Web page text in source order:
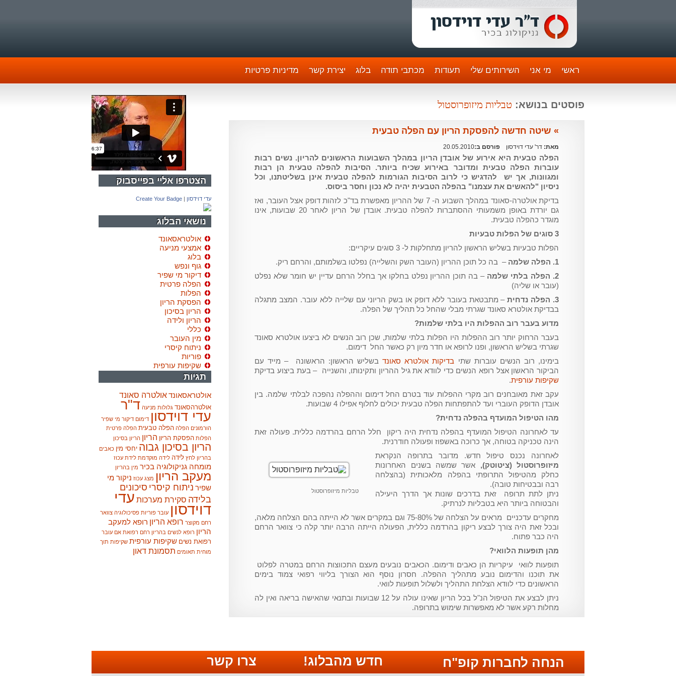
ראשי מי אני השירותים שלי תעודות מכתבי תודה בלוג יצירת קשר מדיניות פרטיות
הצטרפו אליי בפייסבוק
עדי דוידסון |
Create Your Badge
נושאי הבלוג
אולטראסאונד
אמצעי מניעה
בלוג
גוף ונפש
דיקור מי שפיר
הפלה פרטית
הפלות
הפסקת הריון
הריון בסיכון
הריון ולידה
כללי
מין העובר
ניתוח קיסרי
פוריות
שקיפות עורפית
תגיות
אולטראסאונדאולטרה סאונד
אולטרהסאונד גלולות מניעה ד"ר
עדי דוידסון דימום דיקור מי שפיר
הורמונים הפלה הפלה טבעית הפלה פרטית
הפלות הפסקת הריון הריון הריון בסיכון
הריון בסיכון גבוה יחסי מין כאבים
בהריון לחץ לידה לידה מוקדמת לידת עכוז
מומחה גניקולוגיה בכיר מין בהריון
מעקב הריון מצג עכוז ניקור מי
שפיר ניתוח קיסרי סיכונים
בלידה סקירת מערכות עדי
דוידסון עובר פוריות פסיכולוגיה צוואר
רחם מקוצר רופא הריון רופא למעקב
הריון רופא לנשים בהריון רחם רפואת אם עובר
רפואת נשים שקיפות עורפית שקיפות תוך
מוחית תאומים תסמונת דאון
פוסטים בנושא: טבליות מיזופרוסטול
» שיטה חדשה להפסקת הריון עם הפלה טבעית
מאת: דר' עדי דוידסון פורסם ב:20.05.2010
הפלה טבעית היא אירוע של אובדן הריון במהלך השבועות הראשונים להריון. נשים רבות
עוברות הפלה טבעית ומדובר באירוע שכיח ביותר. הסיבות להפלה טבעית הן רבות
ומגוונות, אך יש להדגיש כי לרוב הסיבות הגורמות להפלה טבעית אינן בשליטתנו, וכל
ניסיון "להאשים את עצמנו" בהפלה הטבעית יהיה לא נכון וחסר ביסוס.
בדיקת אולטרה-סאונד במהלך השבוע ה- 7 של ההריון מאפשרת בד"כ לזהות דופק אצל העובר, ואז
גם יורדת באופן משמעותי ההסתברות להפלה טבעית. אובדן של הריון לאחר 20 שבועות, אינו
מוגדר כהפלה טבעית.
3 סוגים של הפלות טבעיות
הפלות טבעיות בשליש הראשון להריון מתחלקות ל- 3 סוגים עיקריים:
1. הפלה שלמה
– בה כל תוכן ההריון (העובר השק והשלייה) נפלטו בשלמותם, והרחם ריק.
2. הפלה בלתי שלמה
– בה תוכן ההריון נפלט בחלקו אך בחלל הרחם עדיין יש חומר שלא נפלט
(עובר או שליה)
3. הפלה נדחית
– מתבטאת בעובר ללא דופק או בשק הריוני עם שלייה ללא עובר. המצב מתגלה
בבדיקת אולטרא סאונד שגרתי מבלי שהחל כל תהליך של הפלה.
מדוע בעבר רוב ההפלות היו בלתי שלמות?
בעבר הרחוק יותר רוב ההפלות היו הפלות בלתי שלמות, שכן רוב הנשים לא ביצעו אולטרא סאונד
שגרתי בשליש הראשון, ופנו לרופא או חדר מיון רק כאשר החל דימום.
בימינו, רוב הנשים עוברות שתי בדיקות אולטרא סאונד בשליש הראשון: הראשונה – מייד עם
הביקור הראשון אצל רופא הנשים כדי לוודא את גיל ההריון ותקינותו, והשנייה – בעת ביצוע בדיקת
שקיפות עורפית.
עקב זאת מאובחנים רוב מקרי ההפלות עוד בטרם החל דימום וההפלה נהפכה לבלתי שלמה. בין
אובדן הדופק העוברי ועד להתפתחות הפלה טבעית יכולים לחלוף אפילו 4 שבועות.
מהו הטיפול המועדף בהפלה נדחית?
עד לאחרונה הטיפול המועדף בהפלה נדחית היה ריקון חלל הרחם בהרדמה כללית. פעולה זאת
הינה טכניקה בטוחה, אך כרוכה באשפוז ופעולה חודרנית.
טבליות מיזופרוסטול
לאחרונה נכנס טיפול חדש. מדובר בתרופה הנקראת
מיזופרוסטול (ציטוטק), אשר שמשה בשנים האחרונות
כחלק מהטיפול התרופתי בהפלה מלאכותית (בהצלחה
רבה ובבטיחות טובה).
ניתן לתת תרופה זאת בדרכים שונות אך הדרך היעילה
והבטוחה ביותר היא בטבליות לנרתיק.
מחקרים עדכניים מראים על הצלחה של 75-80% וגם במקרים אשר לא הייתה בהם הצלחה מלאה,
ובכל זאת היה צורך לבצע ריקון בהרדמה כללית, הפעולה הייתה הרבה יותר קלה כי צוואר הרחם
היה כבר פתוח.
מהן תופעות הלוואי?
תופעות לוואי עיקריות הן כאבים ודימום. הכאבים נובעים מעצם התכווצות הרחם במטרה לפלוט
את תוכנו והדימום נובע מתהליך ההפלה. חסרון נוסף הוא הצורך בליווי רפואי צמוד בימים
הראשונים כדי לוודא הצלחת התהליך ולשלול תופעות לוואי.
ניתן לבצע את הטיפול הנ"ל בכל הריון שאינו עולה על 12 שבועות ובתנאי שהאישה בריאה ואין לה
מחלות רקע אשר לא מאפשרות שימוש בתרופה.
צרו קשר חדש מהבלוג! הנחה לחברות קופ"ח